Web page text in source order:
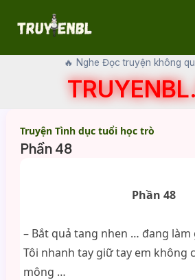
🔥 Nghe Đọc truyện không
Truyện Tình dục tuổi học trò
Phần 48
Phần 48
– Bắt quả tang nhen … đang làm
Tôi nhanh tay giữ tay em không
mông …